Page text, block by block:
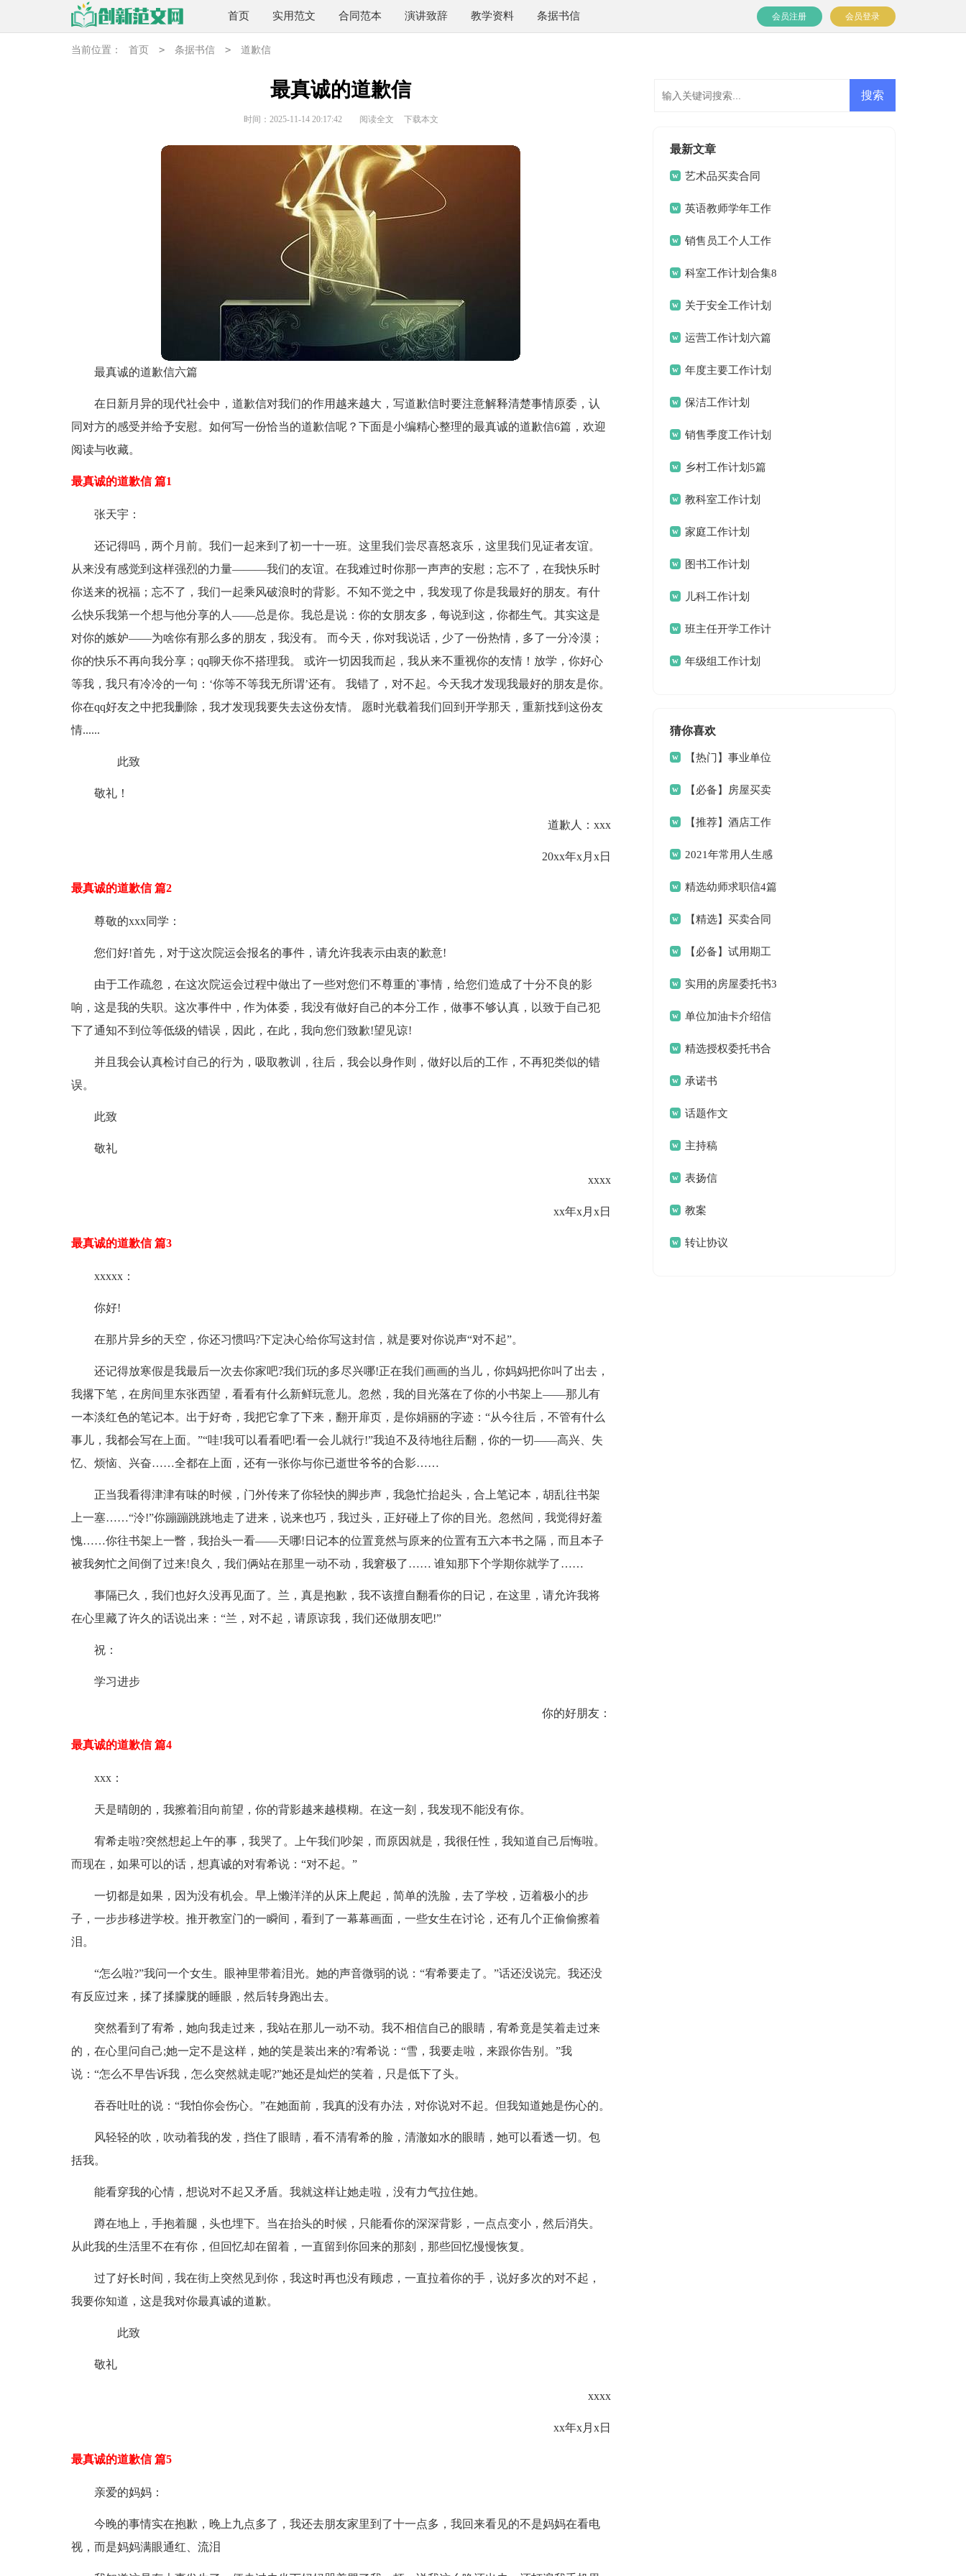
首页 实用范文 合同范本 演讲致辞 教学资料 条据书信 会员登录
会员注册
当前位置： 首页 > 条据书信 > 道歉信
最真诚的道歉信
时间：2025-11-14 20:17:42 阅读全文 下载本文
最真诚的道歉信六篇
在日新月异的现代社会中，道歉信对我们的作用越来越大，写道歉信时要注意解释清楚事情原委，认
同对方的感受并给予安慰。如何写一份恰当的道歉信呢？下面是小编精心整理的最真诚的道歉信6篇，欢迎
阅读与收藏。
最真诚的道歉信 篇1
张天宇：
还记得吗，两个月前。我们一起来到了初一十一班。这里我们尝尽喜怒哀乐，这里我们见证者友谊。
从来没有感觉到这样强烈的力量———我们的友谊。在我难过时你那一声声的安慰；忘不了，在我快乐时
你送来的祝福；忘不了，我们一起乘风破浪时的背影。不知不觉之中，我发现了你是我最好的朋友。有什
么快乐我第一个想与他分享的人——总是你。我总是说：你的女朋友多，每说到这，你都生气。其实这是
对你的嫉妒——为啥你有那么多的朋友，我没有。
而今天，你对我说话，少了一份热情，多了一分冷漠；
你的快乐不再向我分享；qq聊天你不搭理我。
或许一切因我而起，我从来不重视你的友情！放学，你好心
等我，我只有冷冷的一句：‘你等不等我无所谓’还有。
我错了，对不起。今天我才发现我最好的朋友是你。
你在qq好友之中把我删除，我才发现我要失去这份友情。
愿时光载着我们回到开学那天，重新找到这份友
情......
此致
敬礼！
道歉人：xxx
20xx年x月x日
最真诚的道歉信 篇2
尊敬的xxx同学：
您们好!首先，对于这次院运会报名的事件，请允许我表示由衷的歉意!
由于工作疏忽，在这次院运会过程中做出了一些对您们不尊重的`事情，给您们造成了十分不良的影
响，这是我的失职。这次事件中，作为体委，我没有做好自己的本分工作，做事不够认真，以致于自己犯
下了通知不到位等低级的错误，因此，在此，我向您们致歉!望见谅!
并且我会认真检讨自己的行为，吸取教训，往后，我会以身作则，做好以后的工作，不再犯类似的错
误。
此致
敬礼
xxxx
xx年x月x日
最真诚的道歉信 篇3
xxxxx：
你好!
在那片异乡的天空，你还习惯吗?下定决心给你写这封信，就是要对你说声“对不起”。
还记得放寒假是我最后一次去你家吧?我们玩的多尽兴哪!正在我们画画的当儿，你妈妈把你叫了出去，
我撂下笔，在房间里东张西望，看看有什么新鲜玩意儿。忽然，我的目光落在了你的小书架上——那儿有
一本淡红色的笔记本。出于好奇，我把它拿了下来，翻开扉页，是你娟丽的字迹：“从今往后，不管有什么
事儿，我都会写在上面。”“哇!我可以看看吧!看一会儿就行!”我迫不及待地往后翻，你的一切——高兴、失
忆、烦恼、兴奋……全都在上面，还有一张你与你已逝世爷爷的合影……
正当我看得津津有味的时候，门外传来了你轻快的脚步声，我急忙抬起头，合上笔记本，胡乱往书架
上一塞……“泠!”你蹦蹦跳跳地走了进来，说来也巧，我过头，正好碰上了你的目光。忽然间，我觉得好羞
愧……你往书架上一瞥，我抬头一看——天哪!日记本的位置竟然与原来的位置有五六本书之隔，而且本子
被我匆忙之间倒了过来!良久，我们俩站在那里一动不动，我窘极了…… 谁知那下个学期你就学了……
事隔已久，我们也好久没再见面了。兰，真是抱歉，我不该擅自翻看你的日记，在这里，请允许我将
在心里藏了许久的话说出来：“兰，对不起，请原谅我，我们还做朋友吧!”
祝：
学习进步
你的好朋友：
最真诚的道歉信 篇4
xxx：
天是晴朗的，我擦着泪向前望，你的背影越来越模糊。在这一刻，我发现不能没有你。
宥希走啦?突然想起上午的事，我哭了。上午我们吵架，而原因就是，我很任性，我知道自己后悔啦。
而现在，如果可以的话，想真诚的对宥希说：“对不起。”
一切都是如果，因为没有机会。早上懒洋洋的从床上爬起，简单的洗脸，去了学校，迈着极小的步
子，一步步移进学校。推开教室门的一瞬间，看到了一幕幕画面，一些女生在讨论，还有几个正偷偷擦着
泪。
“怎么啦?”我问一个女生。眼神里带着泪光。她的声音微弱的说：“宥希要走了。”话还没说完。我还没
有反应过来，揉了揉朦胧的睡眼，然后转身跑出去。
突然看到了宥希，她向我走过来，我站在那儿一动不动。我不相信自己的眼睛，宥希竟是笑着走过来
的，在心里问自己;她一定不是这样，她的笑是装出来的?宥希说：“雪，我要走啦，来跟你告别。”我
说：“怎么不早告诉我，怎么突然就走呢?”她还是灿烂的笑着，只是低下了头。
吞吞吐吐的说：“我怕你会伤心。”在她面前，我真的没有办法，对你说对不起。但我知道她是伤心的。
风轻轻的吹，吹动着我的发，挡住了眼睛，看不清宥希的脸，清澈如水的眼睛，她可以看透一切。包
括我。
能看穿我的心情，想说对不起又矛盾。我就这样让她走啦，没有力气拉住她。
蹲在地上，手抱着腿，头也埋下。当在抬头的时候，只能看你的深深背影，一点点变小，然后消失。
从此我的生活里不在有你，但回忆却在留着，一直留到你回来的那刻，那些回忆慢慢恢复。
过了好长时间，我在街上突然见到你，我这时再也没有顾虑，一直拉着你的手，说好多次的对不起，
我要你知道，这是我对你最真诚的道歉。
此致
敬礼
xxxx
xx年x月x日
最真诚的道歉信 篇5
亲爱的妈妈：
今晚的事情实在抱歉，晚上九点多了，我还去朋友家里到了十一点多，我回来看见的不是妈妈在看电
视，而是妈妈满眼通红、流泪
最新文章
艺术品买卖合同
英语教师学年工作
计划销售员工个人工作
计划科室工作计划合集8
篇 关于安全工作计划
锦集十篇
运营工作计划六篇
年度主要工作计划
三篇保洁工作计划
销售季度工作计划
15篇乡村工作计划5篇
教科室工作计划
家庭工作计划
图书工作计划
儿科工作计划
班主任开学工作计
划 年级组工作计划
猜你喜欢
【热门】事业单位
请假条4篇
【必备】房屋买卖
合同范文6篇
【推荐】酒店工作
总结三篇
2021年常用人生感
言语录33条
精选幼师求职信4篇
【精选】买卖合同
范文9篇【必备】试用期工
作总结合集八篇
实用的房屋委托书3
篇 单位加油卡介绍信
锦集六篇
精选授权委托书合
集5篇承诺书
话题作文
主持稿
表扬信
教案
转让协议